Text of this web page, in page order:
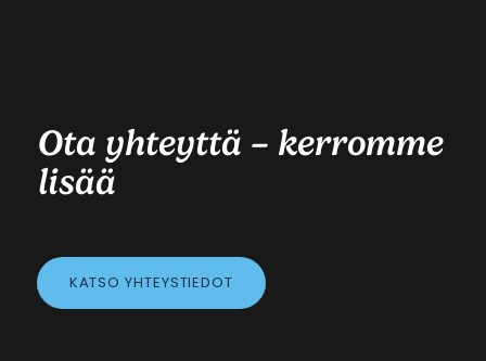
Ota yhteyttä – kerromme
lisää
KATSO YHTEYSTIEDOT